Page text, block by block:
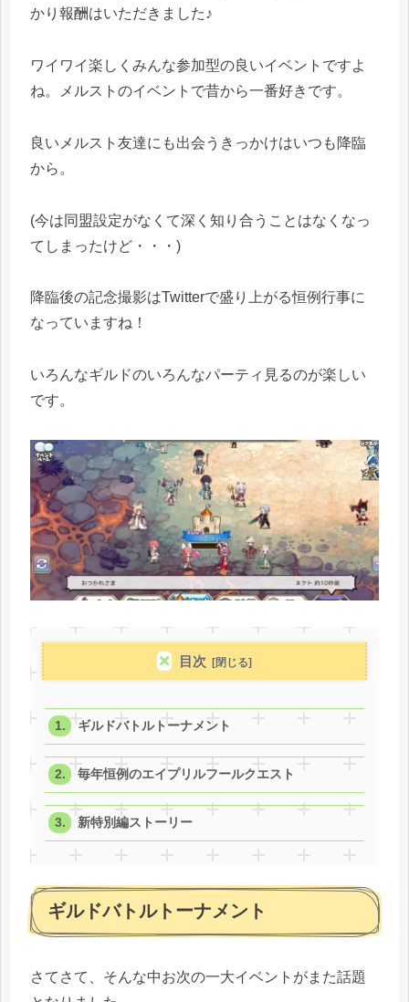
かり報酬はいただきました♪
ワイワイ楽しくみんな参加型の良いイベントですよ
ね。メルストのイベントで昔から一番好きです。
良いメルスト友達にも出会うきっかけはいつも降臨
から。
(今は同盟設定がなくて深く知り合うことはなくなっ
てしまったけど・・・)
降臨後の記念撮影はTwitterで盛り上がる恒例行事に
なっていますね！
いろんなギルドのいろんなパーティ見るのが楽しい
です。
目次
ギルドバトルトーナメント
毎年恒例のエイプリルフールクエスト
新特別編ストーリー
ギルドバトルトーナメント
さてさて、そんな中お次の一大イベントがまた話題